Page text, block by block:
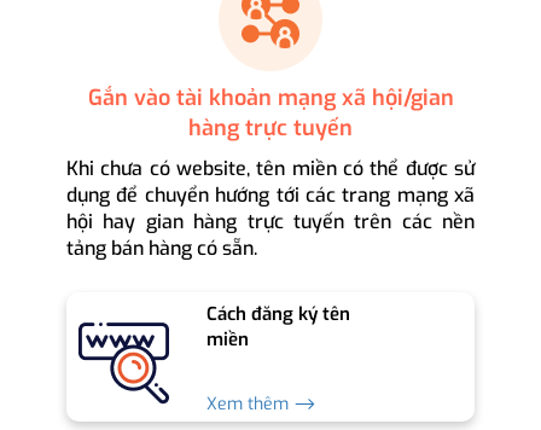
Gắn vào tài khoản mạng xã hội/gian
hàng trực tuyến
Khi chưa có website, tên miền có thể được sử
dụng để chuyển hướng tới các trang mạng xã
hội hay gian hàng trực tuyến trên các nền
tảng bán hàng có sẵn.
Cách đăng ký tên
miền
Xem thêm ⟶